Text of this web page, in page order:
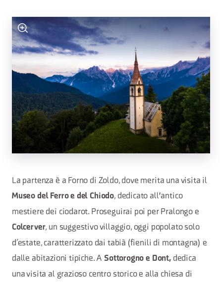
La partenza è a Forno di Zoldo, dove merita una visita il
Museo del Ferro e del Chiodo, dedicato all'antico
mestiere dei ciodarot. Proseguirai poi per Pralongo e
Colcerver, un suggestivo villaggio, oggi popolato solo
d’estate, caratterizzato dai tabià (fienili di montagna) e
dalle abitazioni tipiche. ASottorogno e Dont,dedica
una visita al grazioso centro storico e alla chiesa di